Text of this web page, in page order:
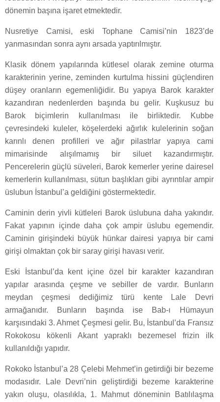
dönemin başına işaret etmektedir.
Nusretiye Camisi, eski Tophane Camisi’nin 1823’de
yanmasından sonra aynı arsada yaptırılmıştır.
Klasik dönem yapılarında kütlesel olarak zemine oturma
karakterinin yerine, zeminden kurtulma hissini güçlendiren
düşey oranların egemenliğidir. Bu yapıya Barok karakter
kazandıran nedenlerden başında bu gelir. Kuşkusuz bu
Barok biçimlerin kullanılması ile birliktedir. Kubbe
çevresindeki kuleler, köşelerdeki ağırlık kulelerinin soğan
karınlı denen profilleri ve ağır pilastrlar yapıya cami
mimarisinde alışılmamış bir siluet kazandırmıştır.
Pencerelerin güçlü süveleri, Barok kemerler yerine dairesel
kemerlerin kullanılması, sütun başlıkları gibi ayrıntılar ampir
üslubun İstanbul’a geldiğini göstermektedir.
Caminin derin yivli kütleleri Barok üslubuna daha yakındır.
Fakat yapının içinde daha çok ampir üslubu egemendir.
Caminin girişindeki büyük hünkar dairesi yapıya bir cami
girişi olmaktan çok bir saray girişi havası verir.
Eski İstanbul’da kent içine özel bir karakter kazandıran
yapılar arasında çeşme ve sebiller de vardır. Bunların
meydan çeşmesi dediğimiz türü kente Lale Devri
armağanıdır. Bunların başında ise Bab-ı Hümayun
karşısındaki 3. Ahmet Çeşmesi gelir. Bu, İstanbul’da Fransız
Rokokosu kökenli Akant yapraklı bezemesel frizin ilk
kullanıldığı yapıdır.
Rokoko İstanbul’a 28 Çelebi Mehmet’in getirdiği bir bezeme
modasıdır. Lale Devri’nin geliştirdiği bezeme karakterine
yakın oluşu, olasılıkla, 1. Mahmut döneminin Batılılaşma